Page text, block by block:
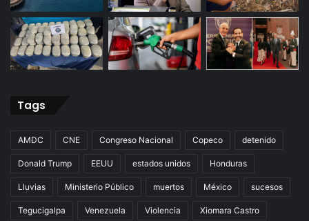
Tags
AMDC CNE Congreso Nacional Copeco detenido
Donald Trump EEUU estados unidos Honduras
Lluvias Ministerio Público muertos México sucesos
Tegucigalpa Venezuela Violencia Xiomara Castro